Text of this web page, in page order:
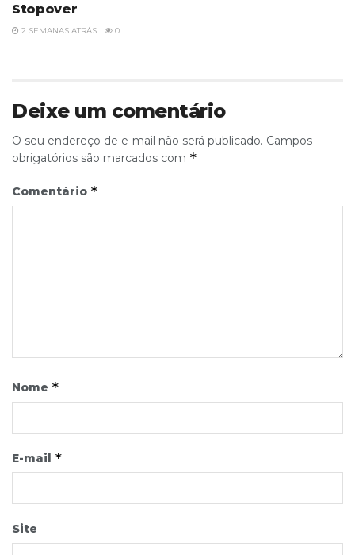
Stopover
2 SEMANAS ATRÁS 0
Deixe um comentário
O seu endereço de e-mail não será publicado. Campos
obrigatórios são marcados com *
Comentário *
Nome *
E-mail *
Site